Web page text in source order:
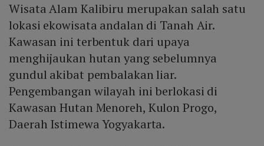
Wisata Alam Kalibiru merupakan salah satu
lokasi ekowisata andalan di Tanah Air.
Kawasan ini terbentuk dari upaya
menghijaukan hutan yang sebelumnya
gundul akibat pembalakan liar.
Pengembangan wilayah ini berlokasi di
Kawasan Hutan Menoreh, Kulon Progo,
Daerah Istimewa Yogyakarta.